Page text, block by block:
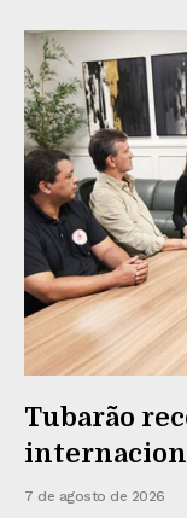
Tubarão
7 de agosto de 2026